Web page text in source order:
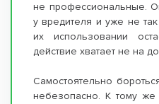
не профессиональные.
у вредителя и уже не
их использовании
действие хватает не на
Самостоятельно
небезопасно. К тому же